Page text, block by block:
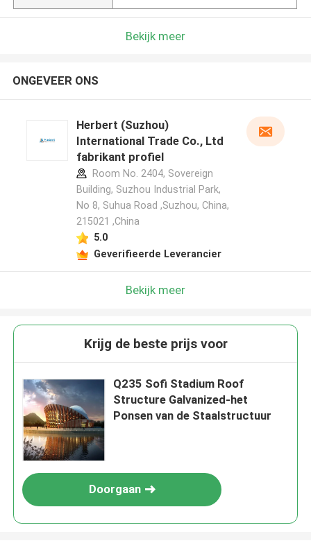
Bekijk meer
ONGEVEER ONS
Herbert (Suzhou)
International Trade Co., Ltd
fabrikant profiel
Room No. 2404, Sovereign
Building, Suzhou Industrial Park,
No 8, Suhua Road ,Suzhou, China,
215021 ,China
5.0
Geverifieerde Leverancier
Bekijk meer
Krijg de beste prijs voor
Q235 Sofi Stadium Roof
Structure Galvanized-het
Ponsen van de Staalstructuur
Doorgaan